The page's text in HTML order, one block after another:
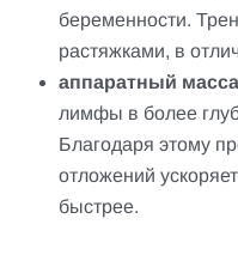
беременности.
растяжками, в
аппаратный
лимфы в более
Благодаря этому
отложений
быстрее.